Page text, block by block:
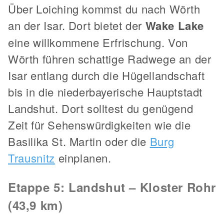
Über Loiching kommst du nach Wörth
an der Isar. Dort bietet der Wake Lake
eine willkommene Erfrischung. Von
Wörth führen schattige Radwege an der
Isar entlang durch die Hügellandschaft
bis in die niederbayerische Hauptstadt
Landshut. Dort solltest du genügend
Zeit für Sehenswürdigkeiten wie die
Basilika St. Martin oder die Burg
Trausnitz einplanen.
Etappe 5: Landshut – Kloster Rohr
(43,9 km)